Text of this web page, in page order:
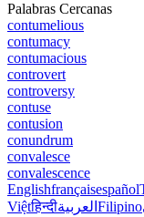
Palabras Cercanas
contumelious
contumacy
contumacious
controvert
controversy
contuse
contusion
conundrum
convalesce
convalescence
Englishfrançaisespañol
Việtहिन्दीالعربية Filipino